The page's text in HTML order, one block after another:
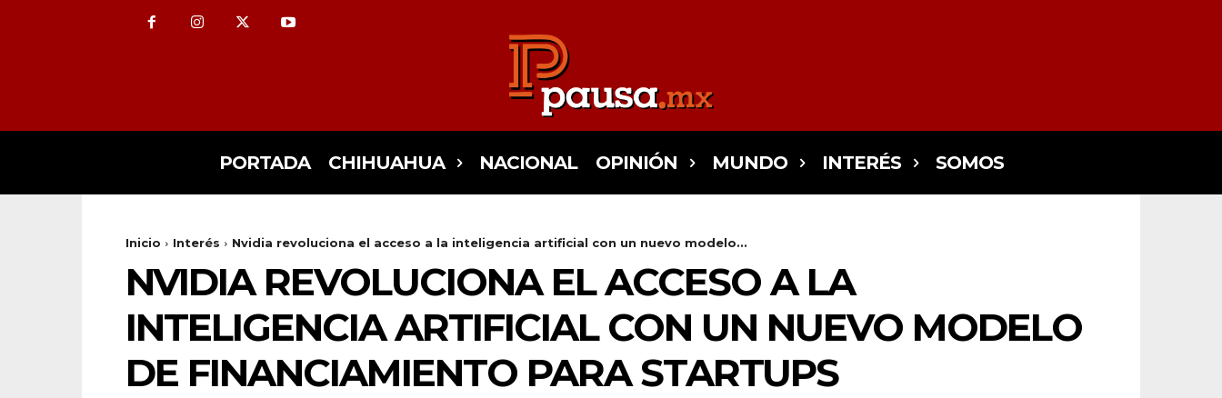
PORTADA CHIHUAHUA NACIONAL OPINIÓN MUNDO INTERÉS SOMOS
Inicio Interés Nvidia revoluciona el acceso a la inteligencia artificial con un nuevo modelo...
NVIDIA REVOLUCIONA EL ACCESO A LA
INTELIGENCIA ARTIFICIAL CON UN NUEVO MODELO
DE FINANCIAMIENTO PARA STARTUPS